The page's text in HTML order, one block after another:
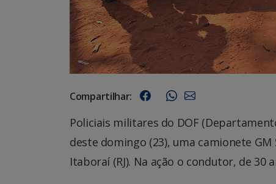
Compartilhar:
Policiais militares do DOF
deste domingo (23), uma camionete
Itaboraí (RJ). Na ação o condutor, de 30